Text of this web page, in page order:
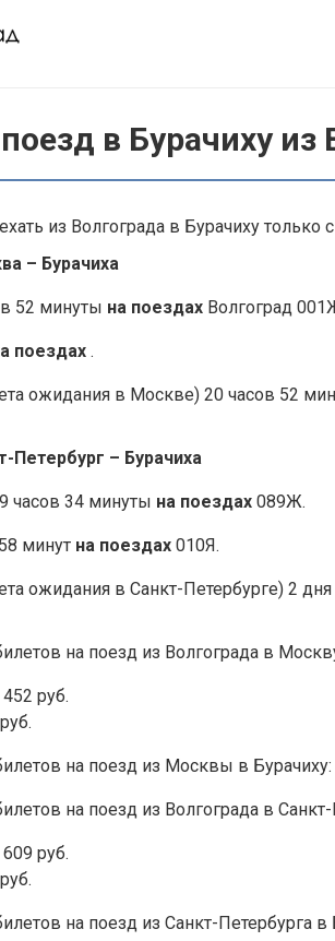
в Бурачиху из
из Волгограда в Бурачиху только
– Бурачиха
52 минуты на поездах Волгоград
поездах .
ожидания в Москве) 20 часов 52
Петербург – Бурачиха
часов 34 минуты на поездах 089Ж.
минут на поездах 010Я.
ожидания в Санкт-Петербурге) 2
на поезд из Волгограда в
руб.
на поезд из Москвы в Бурачиху:
на поезд из Волгограда в Санкт-
руб.
на поезд из Санкт-Петербурга в